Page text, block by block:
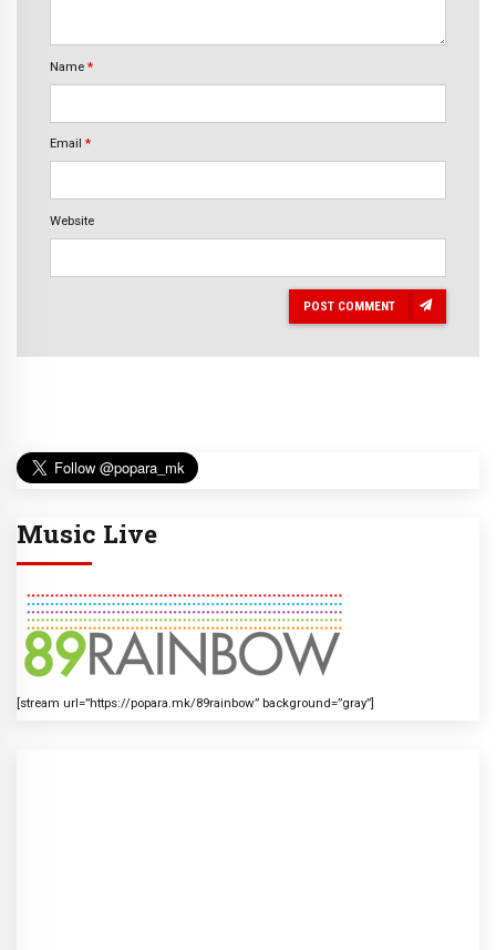
Name *
Email *
Website
POST COMMENT
Music Live
[stream url=”https://popara.mk/89rainbow” background=”gray”]